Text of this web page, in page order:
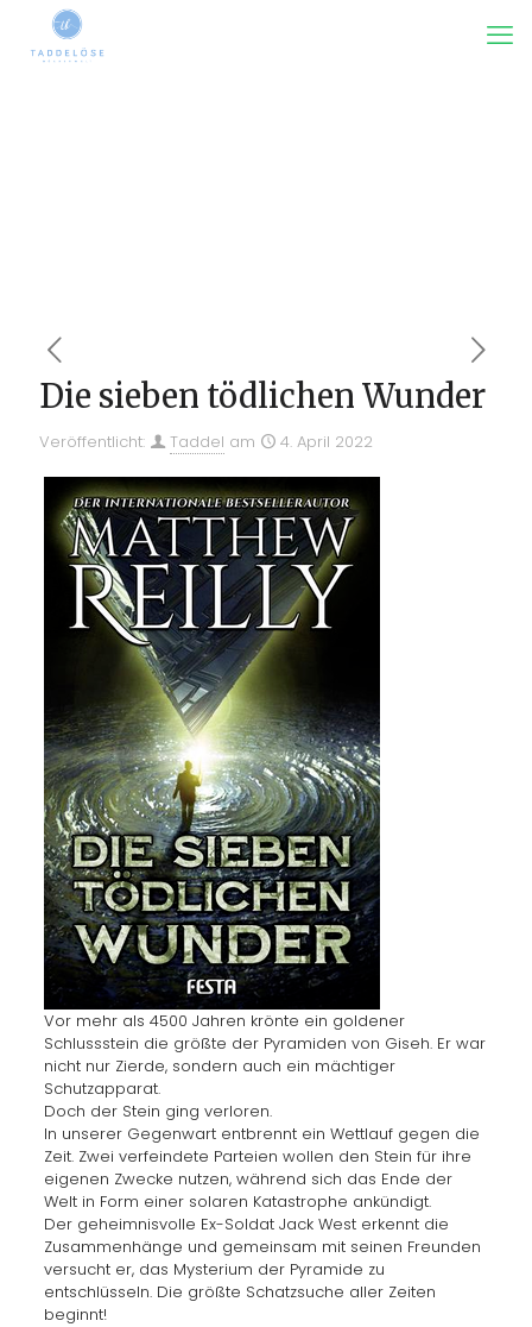
Die sieben tödlichen Wunder
Veröffentlicht: Taddel am 4. April 2022
Vor mehr als 4500 Jahren krönte ein goldener
Schlussstein die größte der Pyramiden von Giseh. Er war
nicht nur Zierde, sondern auch ein mächtiger
Schutzapparat.
Doch der Stein ging verloren.
In unserer Gegenwart entbrennt ein Wettlauf gegen die
Zeit. Zwei verfeindete Parteien wollen den Stein für ihre
eigenen Zwecke nutzen, während sich das Ende der
Welt in Form einer solaren Katastrophe ankündigt.
Der geheimnisvolle Ex-Soldat Jack West erkennt die
Zusammenhänge und gemeinsam mit seinen Freunden
versucht er, das Mysterium der Pyramide zu
entschlüsseln. Die größte Schatzsuche aller Zeiten
beginnt!